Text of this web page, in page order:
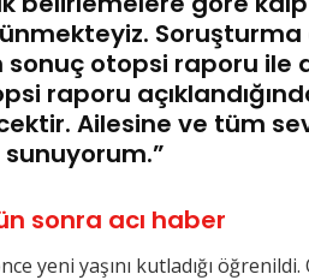
otopsi raporu ile
raporu
Ailesine ve tüm
sunuyorum.”
sonra acı haber
yeni yaşını kutladığı